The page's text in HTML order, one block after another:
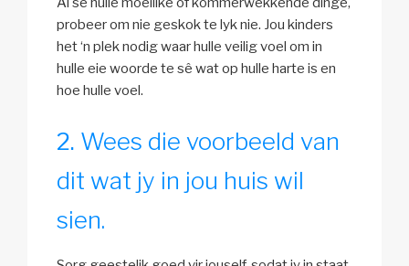
probeer om nie geskok te lyk nie. Jou kinders
het ‘n plek nodig waar hulle veilig voel om in
hulle eie woorde te sê wat op hulle harte is en
hoe hulle voel.
Wees die voorbeeld van
dit wat jy in jou huis wil
sien.